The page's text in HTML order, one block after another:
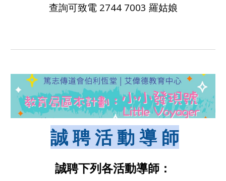
查詢可致電 2744 7003 羅姑娘
誠 聘活 動 導 師
誠聘下列各活動導師：